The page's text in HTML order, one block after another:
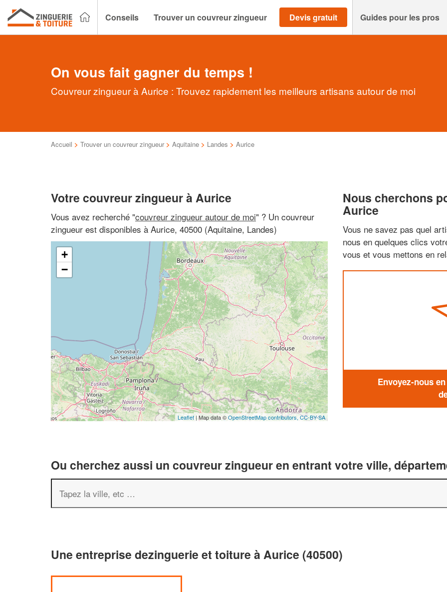
Conseils Trouver un couvreur zingueur Devis gratuit Guides pour les pros
On vous fait gagner du temps !
Couvreur zingueur à Aurice : Trouvez rapidement les meilleurs artisans autour de moi
Accueil > Trouver un couvreur zingueur > Aquitaine > Landes > Aurice
Votre couvreur zingueur à Aurice
Vous avez recherché "couvreur zingueur autour de moi" ? Un couvreur
zingueur est disponibles à Aurice, 40500 (Aquitaine, Landes)
+
−
Leaflet | Map data ©OpenStreetMap contributors, CC-BY-SA
Nous cherchons
Aurice
Vous ne savez pas quel
nous en quelques clics
vous et vous mettons en
Envoyez-nous
Ou cherchez aussi un couvreur zingueur en entrant votre ville,
Une entreprise dezinguerie et toiture à Aurice (40500)